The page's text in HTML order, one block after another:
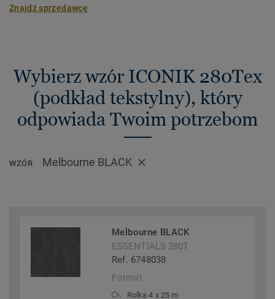
Znajdź sprzedawcę
Wybierz wzór ICONIK 280Tex
(podkład tekstylny), który
odpowiada Twoim potrzebom
WZÓR Melbourne BLACK
Melbourne BLACK
ESSENTIALS 280T
Ref. 6748038
Format
Rolka 4 x 25 m